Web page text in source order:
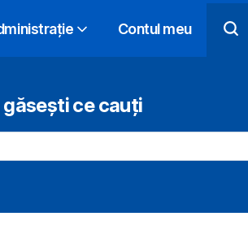
Contul meu
găsești ce cauți